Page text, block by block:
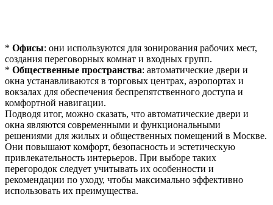
* Офисы: они используются для зонирования рабочих мест,
создания переговорных комнат и входных групп.
* Общественные пространства: автоматические двери и
окна устанавливаются в торговых центрах, аэропортах и
вокзалах для обеспечения беспрепятственного доступа и
комфортной навигации.
Подводя итог, можно сказать, что автоматические двери и
окна являются современными и функциональными
решениями для жилых и общественных помещений в Москве.
Они повышают комфорт, безопасность и эстетическую
привлекательность интерьеров. При выборе таких
перегородок следует учитывать их особенности и
рекомендации по уходу, чтобы максимально эффективно
использовать их преимущества.